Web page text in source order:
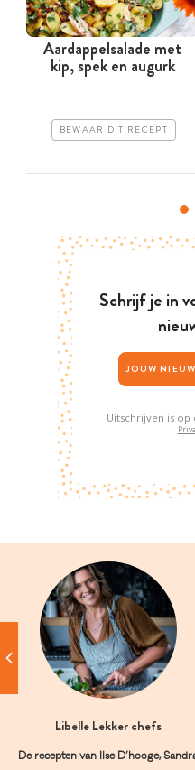
Aardappelsalade met
kip, spek en augurk
BEWAAR DIT RECEPT
Schrijf je in
Uitschrijven is
Libelle Lekker chefs
De recepten van Ilse D’hooge,